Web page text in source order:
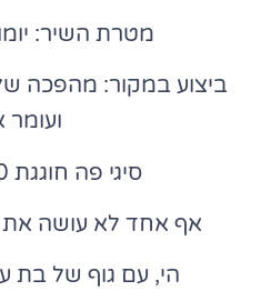
מטרת השיר: יומולדת
ביצוע במקור: מהפכה
סיגי פה חוגגת 50 די בסטייל
אף אחד לא עושה את
הי, עם גוף של בת